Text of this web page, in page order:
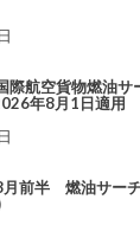
際航空貨物燃油サ
年8月1日適用
前半 燃油サー